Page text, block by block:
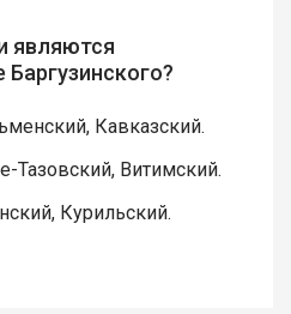
являются
Кавказский.
Тазовский, Витимский.
Курильский.